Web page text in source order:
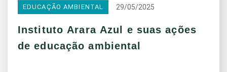
EDUCAÇÃO AMBIENTAL 29/05/2025
Instituto Arara Azul e suas ações
de educação ambiental